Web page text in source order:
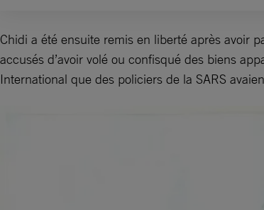
Chidi a été ensuite remis en liberté après avoir
accusés d’avoir volé ou confisqué des biens
International que des policiers de la SARS